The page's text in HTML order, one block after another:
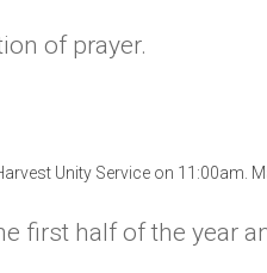
of prayer.
Unity Service on 11:00am.
first half of the year